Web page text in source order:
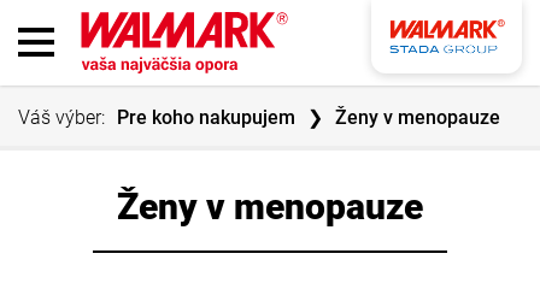
Váš výber: Pre koho nakupujem Ženy v menopauze
Ženy v menopauze